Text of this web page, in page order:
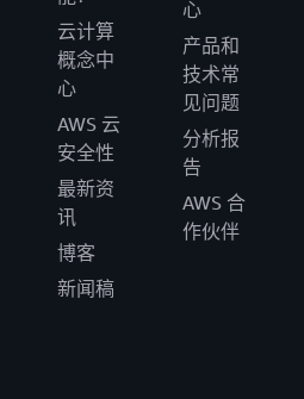
云计算
概念中
心
AWS 云
安全性
最新资
讯
博客
新闻稿
心
产品和
技术常
见问题
分析报
告
AWS 合
作伙伴